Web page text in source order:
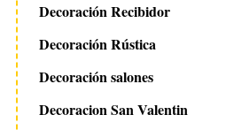
Decoración Recibidor
Decoración Rústica
Decoración salones
Decoracion San Valentin